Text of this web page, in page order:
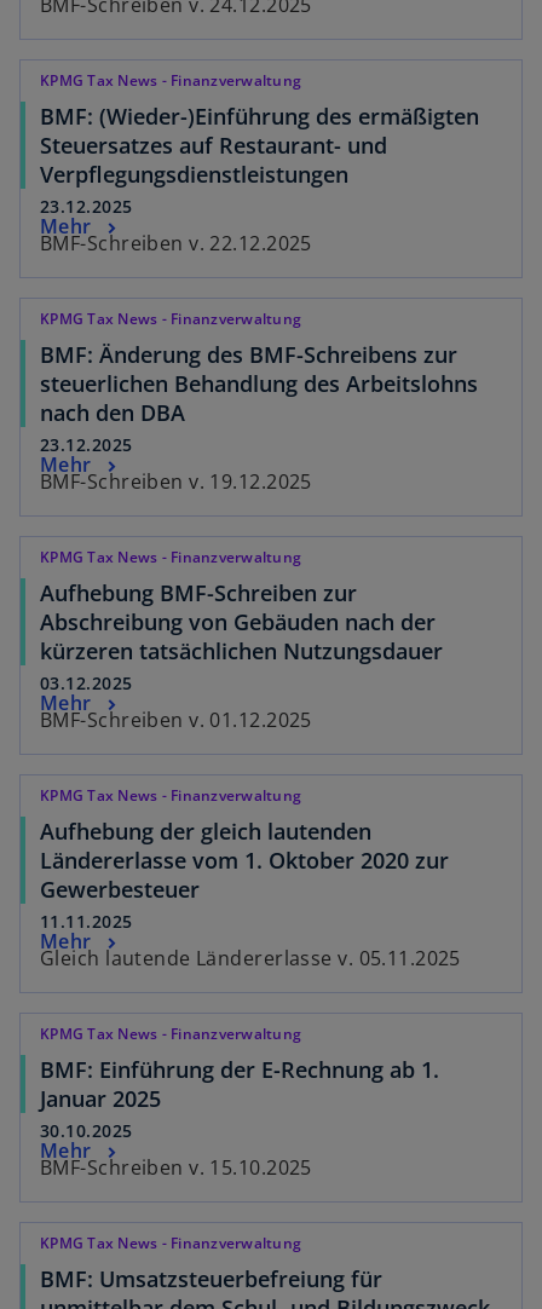
KPMG Tax News - Finanzverwaltung
BMF: (Wieder-)Einführung des ermäßigten
Steuersatzes auf Restaurant- und
Verpflegungsdienstleistungen
23.12.2025
BMF-Schreiben v. 22.12.2025
Mehr
KPMG Tax News - Finanzverwaltung
BMF: Änderung des BMF-Schreibens zur
steuerlichen Behandlung des Arbeitslohns
nach den DBA
23.12.2025
BMF-Schreiben v. 19.12.2025
Mehr
KPMG Tax News - Finanzverwaltung
Aufhebung BMF-Schreiben zur
Abschreibung von Gebäuden nach der
kürzeren tatsächlichen Nutzungsdauer
03.12.2025
BMF-Schreiben v. 01.12.2025
Mehr
KPMG Tax News - Finanzverwaltung
Aufhebung der gleich lautenden
Ländererlasse vom 1. Oktober 2020 zur
Gewerbesteuer
11.11.2025
Gleich lautende Ländererlasse v. 05.11.2025
Mehr
KPMG Tax News - Finanzverwaltung
BMF: Einführung der E-Rechnung ab 1.
Januar 2025
30.10.2025
BMF-Schreiben v. 15.10.2025
Mehr
KPMG Tax News - Finanzverwaltung
BMF: Umsatzsteuerbefreiung für